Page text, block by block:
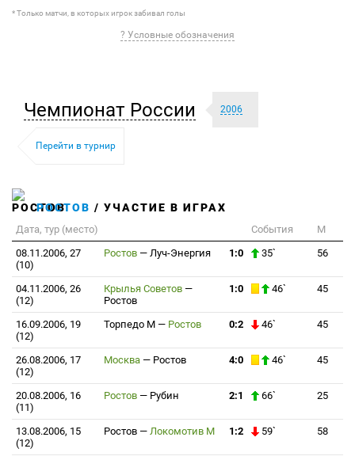
* Только матчи, в которых игрок забивал голы
? Условные обозначения
Чемпионат России 2006
Перейти в турнир
РОСТОВ / УЧАСТИЕ В ИГРАХ
Дата, тур (место) События
М
08.11.2006, 27
(10)
Ростов — Луч-Энергия 1:0 35` 56
04.11.2006, 26
(12)
Крылья Советов —
Ростов
1:0 46` 45
16.09.2006, 19
(12)
Торпедо М — Ростов 0:2 46` 45
26.08.2006, 17
(12)
Москва — Ростов 4:0 46` 45
20.08.2006, 16
(11)
Ростов — Рубин 2:1 66` 25
13.08.2006, 15
(12)
Ростов — Локомотив М 1:2 59` 58